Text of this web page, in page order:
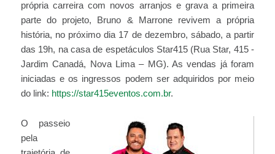
própria carreira com novos arranjos e grava a primeira
parte do projeto, Bruno & Marrone revivem a própria
história, no próximo dia 17 de dezembro, sábado, a partir
das 19h, na casa de espetáculos Star415 (Rua Star, 415 -
Jardim Canadá, Nova Lima – MG). As vendas já foram
iniciadas e os ingressos podem ser adquiridos por meio
do link: https://star415eventos.com.br.
O passeio
pela